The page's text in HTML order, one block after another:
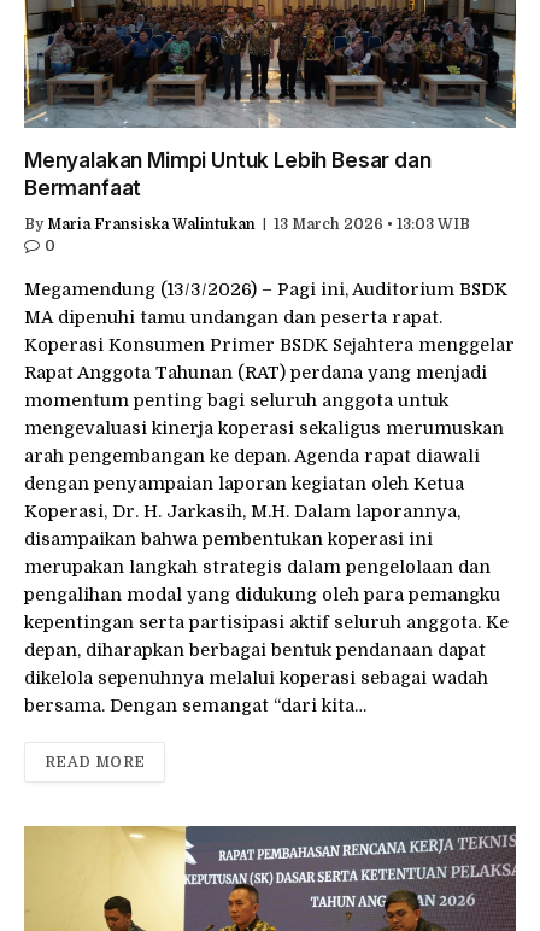
Menyalakan Mimpi Untuk Lebih Besar dan
Bermanfaat
By Maria Fransiska Walintukan
13 March 2026 • 13:03 WIB
0
Megamendung (13/3/2026) – Pagi ini, Auditorium BSDK
MA dipenuhi tamu undangan dan peserta rapat.
Koperasi Konsumen Primer BSDK Sejahtera menggelar
Rapat Anggota Tahunan (RAT) perdana yang menjadi
momentum penting bagi seluruh anggota untuk
mengevaluasi kinerja koperasi sekaligus merumuskan
arah pengembangan ke depan. Agenda rapat diawali
dengan penyampaian laporan kegiatan oleh Ketua
Koperasi, Dr. H. Jarkasih, M.H. Dalam laporannya,
disampaikan bahwa pembentukan koperasi ini
merupakan langkah strategis dalam pengelolaan dan
pengalihan modal yang didukung oleh para pemangku
kepentingan serta partisipasi aktif seluruh anggota. Ke
depan, diharapkan berbagai bentuk pendanaan dapat
dikelola sepenuhnya melalui koperasi sebagai wadah
bersama. Dengan semangat “dari kita…
READ MORE